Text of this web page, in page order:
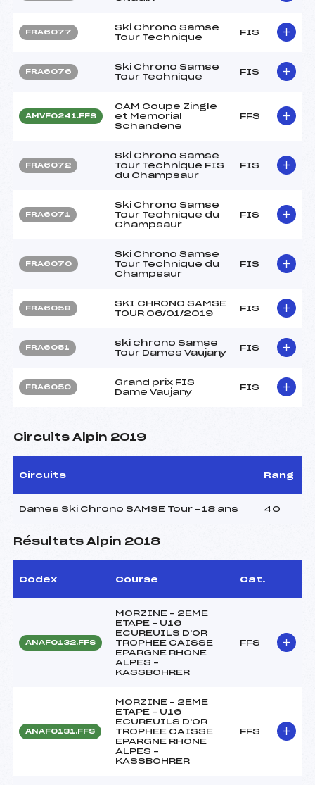
FRA6077
Ski Chrono Samse
Tour Technique
FIS
FRA6076
Ski Chrono Samse
Tour Technique
FIS
AMVF0241.FFS
CAM Coupe Zingle
et Memorial
Schandene
FFS
FRA6072
Ski Chrono Samse
Tour Technique FIS
du Champsaur
FIS
FRA6071
Ski Chrono Samse
Tour Technique du
Champsaur
FIS
FRA6070
Ski Chrono Samse
Tour Technique du
Champsaur
FIS
FRA6058
SKI CHRONO SAMSE
TOUR 06/01/2019
FIS
FRA6051
ski chrono Samse
Tour Dames Vaujany
FIS
FRA6050
Grand prix FIS
Dame Vaujany
FIS
Circuits Alpin 2019
Circuits Rang
Dames Ski Chrono SAMSE Tour -18 ans 40
Résultats Alpin 2018
Codex Course Cat.
ANAF0132.FFS
MORZINE – 2EME
ETAPE – U16
ECUREUILS D'OR
TROPHEE CAISSE
EPARGNE RHONE
ALPES –
KASSBOHRER
FFS
ANAF0131.FFS
MORZINE – 2EME
ETAPE – U16
ECUREUILS D'OR
TROPHEE CAISSE
EPARGNE RHONE
ALPES –
KASSBOHRER
FFS